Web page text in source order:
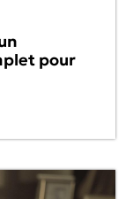
pour